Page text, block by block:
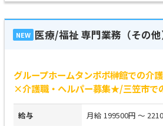
NEW 医療/福祉 専門業務（その他
グループホームタンポポ榊館での介
×介護職・ヘルパー募集★/三笠市
給与 月給 199500円 ～